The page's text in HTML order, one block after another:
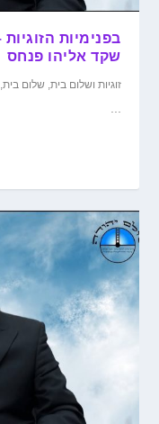
שקד אליהו פנחס
זוגיות ושלום בית,שלום בית,
...